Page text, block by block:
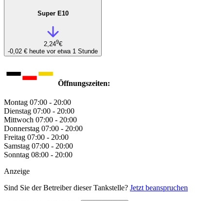
Super E10
2,249€
-0,02 € heute vor etwa 1 Stunde
Öffnungszeiten:
Montag 07:00 - 20:00
Dienstag 07:00 - 20:00
Mittwoch 07:00 - 20:00
Donnerstag 07:00 - 20:00
Freitag 07:00 - 20:00
Samstag 07:00 - 20:00
Sonntag 08:00 - 20:00
Anzeige
Sind Sie der Betreiber dieser Tankstelle? Jetzt beanspruchen